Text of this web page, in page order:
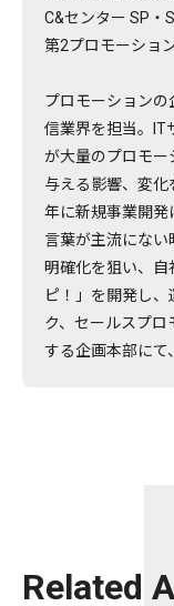
C&センター SP・
第2プロモーショ
プロモーションの
信業界を担当。IT
が大量のプロモー
与える影響、変
年に新規事業開発
言葉が主流にない
明確化を狙い、自
ピ！」を開発し
ク、セールスプロ
する企画本部にて
Related